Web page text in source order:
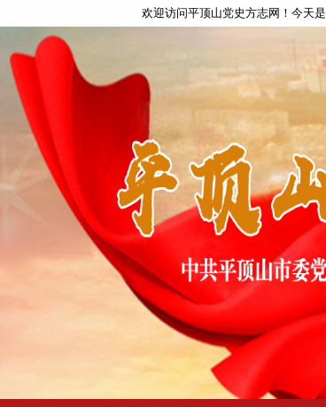
欢迎访问平顶山党史方志网！今天是